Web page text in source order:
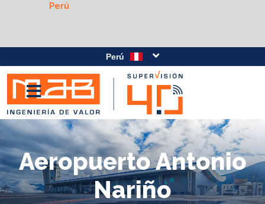
Perú
Perú
Aeropuerto Antonio
Nariño